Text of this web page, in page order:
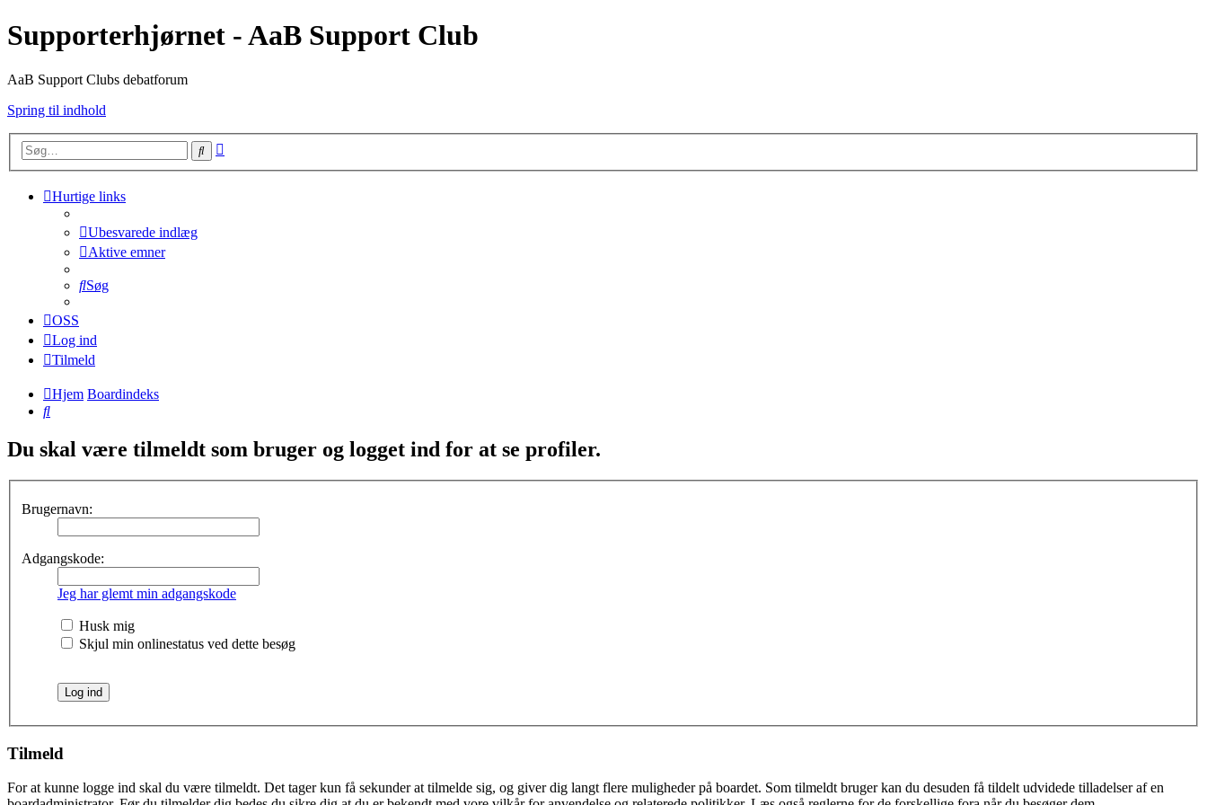
Supporterhjørnet - AaB Support Club
AaB Support Clubs debatforum
Spring til indhold
Søg
Hurtige links
Ubesvarede indlæg
Aktive emner
Søg
OSS
Log ind
Tilmeld
Hjem Boardindeks
Søg
Du skal være tilmeldt som bruger og logget ind for at se profiler.
Brugernavn:
Adgangskode:
Jeg har glemt min adgangskode
Husk mig
Skjul min onlinestatus ved dette besøg
Tilmeld
For at kunne logge ind skal du være tilmeldt. Det tager kun få sekunder at tilmelde sig, og giver dig langt flere muligheder på boardet. Som tilmeldt bruger kan du desuden få tildelt udvidede tilladelser af en